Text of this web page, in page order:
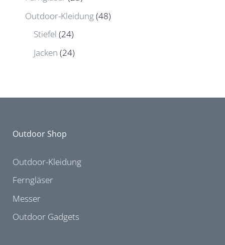
Outdoor-Kleidung(48)
Stiefel (24)
Jacken (24)
Outdoor Shop
Outdoor-Kleidung
Ferngläser
Messer
Outdoor Gadgets